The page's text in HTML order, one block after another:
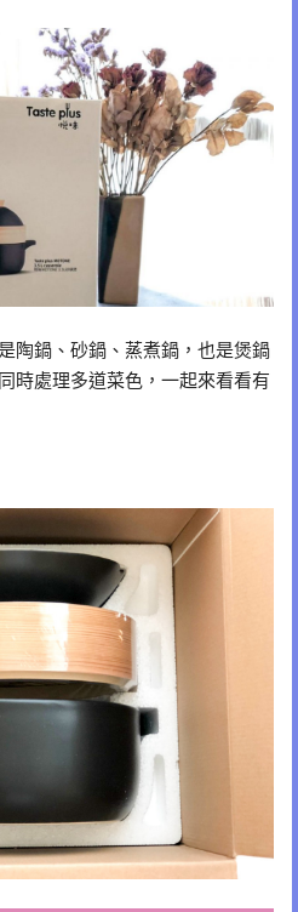
陶鍋、砂鍋、蒸煮鍋，也是煲鍋
時處理多道菜色，一起來看看有